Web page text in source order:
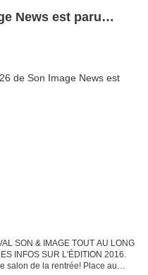
News est paru…
SON & IMAGE TOUT AU LONG
INFOS SUR L'ÉDITION 2016.
salon de la rentrée! Place au